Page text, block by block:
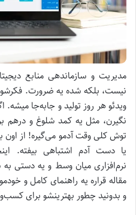
مدیریت و سازماندهی منابع
نیست، بلکه شده یه ضرورت.
ویدئو هر روز تولید و جابه‌جا
نگیرن، مثل یه کمد شلوغ و درهم
توش کلی وقت آدمو می‌گیره! از اون
یا دست آدم اشتباهی بیفته.
نرم‌افزاری میان وسط و یه دستی
مقاله قراره یه راهنمای کامل و
و بدونید چطور بهترینشو برای